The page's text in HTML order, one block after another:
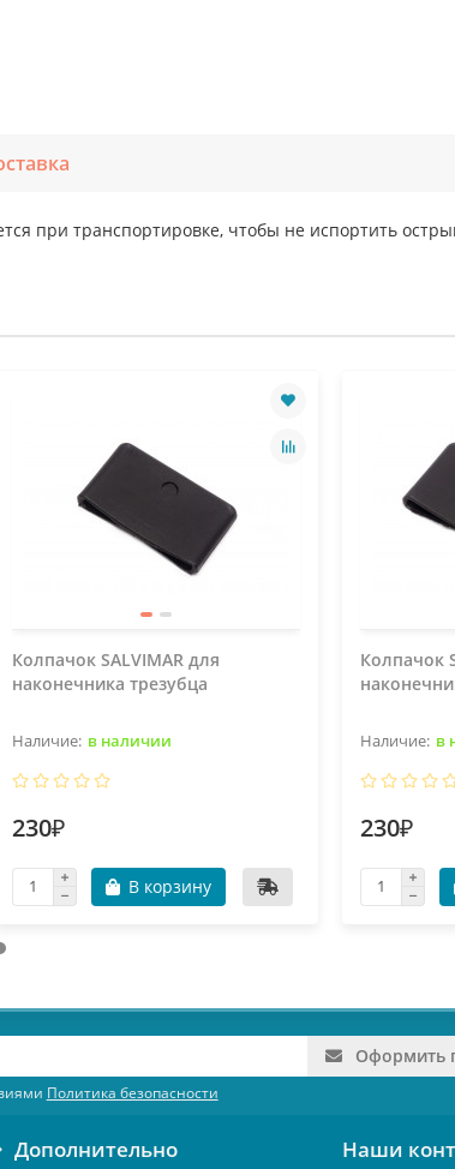
при транспортировке, чтобы не испортить
Колпачок SALVIMAR для
наконечника трезубца
в наличии
230₽
В корзину
Колпачок
в
230₽
Оформить
Политика безопасности
Дополнительно Наши